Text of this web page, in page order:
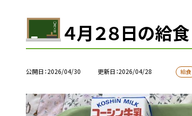
４月２８日の給食
公開日 2026/04/30 更新日 2026/04/28 給食